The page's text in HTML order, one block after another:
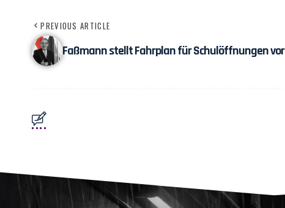
PREVIOUS ARTICLE
Faßmann stellt Fahrplan für Schulöffnungen vor